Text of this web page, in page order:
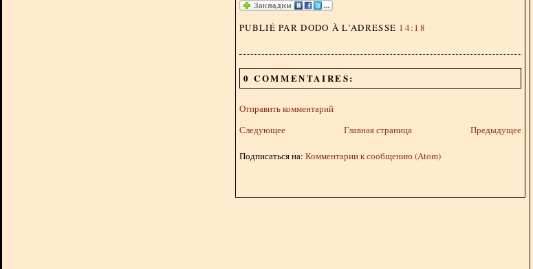
PUBLIÉ PAR DODO À L'ADRESSE 14:18
0 COMMENTAIRES:
Отправить комментарий
Следующее
Предыдущее
Главная страница
Подписаться на: Комментарии к сообщению (Atom)